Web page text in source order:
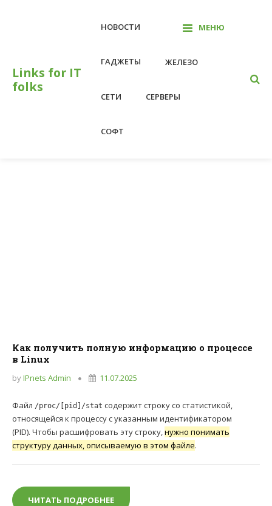
Links for IT
folks
МЕНЮ
НОВОСТИ
ГАДЖЕТЫ ЖЕЛЕЗО
СЕТИ СЕРВЕРЫ
СОФТ
Как получить полную информацию о процессе
в Linux
byIPnets Admin 11.07.2025
Файл /proc/[pid]/stat содержит строку со статистикой,
относящейся к процессу с указанным идентификатором
(PID). Чтобы расшифровать эту строку,нужно понимать
структуру данных, описываемую в этом файле.
ЧИТАТЬ ПОДРОБНЕЕ КАК ПОЛУЧИТЬ ПОЛНУЮ